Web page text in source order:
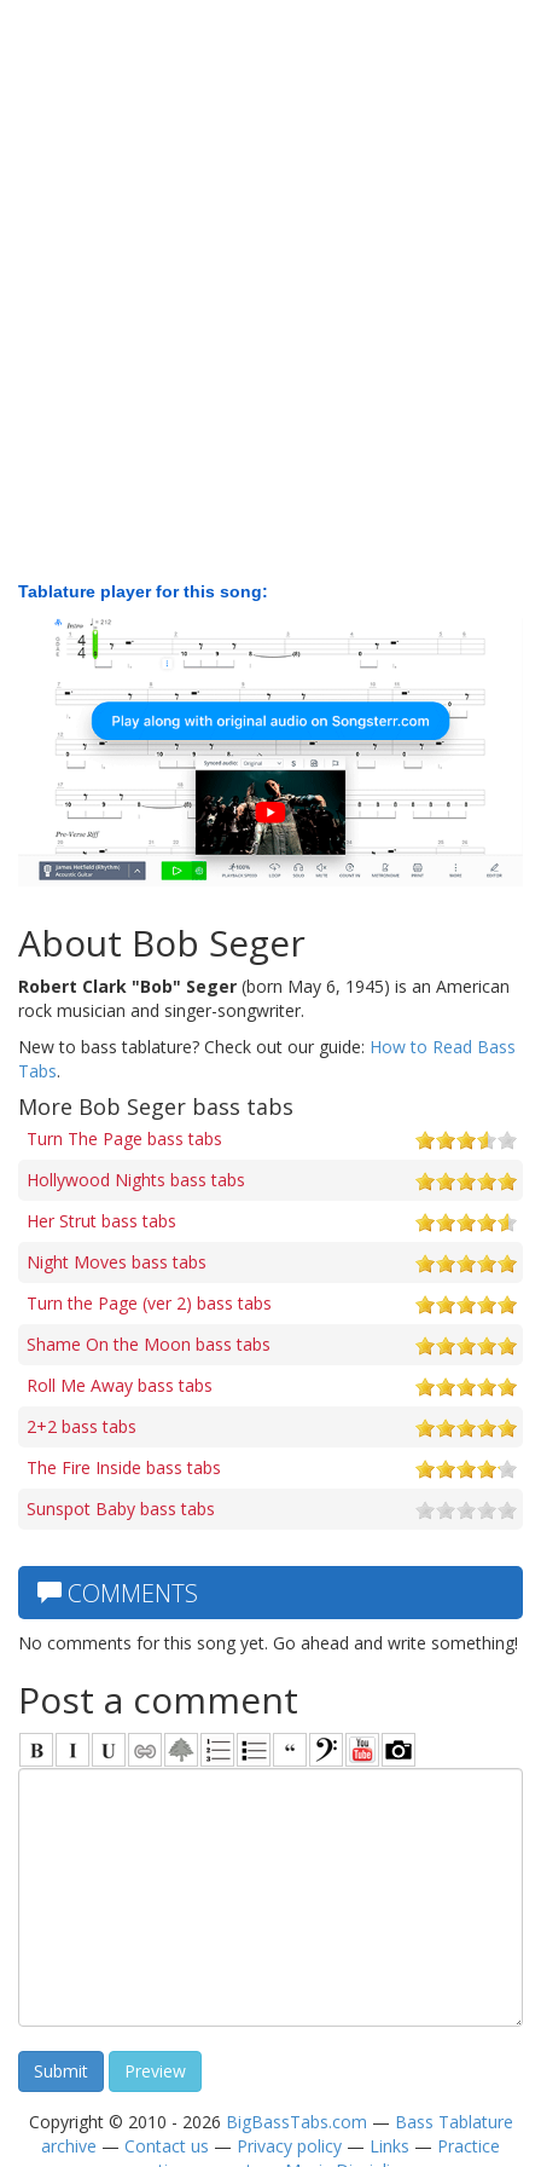
Tablature player for this song:
About Bob Seger
Robert Clark "Bob" Seger (born May 6, 1945) is an American
rock musician and singer-songwriter.
New to bass tablature? Check out our guide: How to Read Bass
Tabs.
More Bob Seger bass tabs
Turn The Page bass tabs
Hollywood Nights bass tabs
Her Strut bass tabs
Night Moves bass tabs
Turn the Page (ver 2) bass tabs
Shame On the Moon bass tabs
Roll Me Away bass tabs
2+2 bass tabs
The Fire Inside bass tabs
Sunspot Baby bass tabs
COMMENTS
No comments for this song yet. Go ahead and write something!
Post a comment
Copyright © 2010 - 2026 BigBassTabs.com — Bass Tablature
archive — Contact us — Privacy policy — Links — Practice